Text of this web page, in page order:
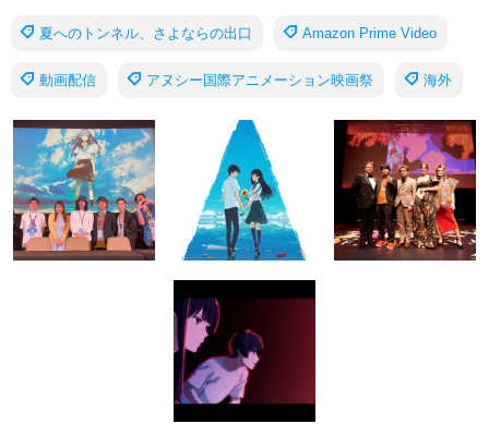
夏へのトンネル、さよならの出口 Amazon Prime Video
動画配信 アヌシー国際アニメーション映画祭 海外